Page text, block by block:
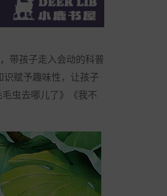
带孩子走入会动的科普
赋予趣味性，让孩子
虫去哪儿了》《我不